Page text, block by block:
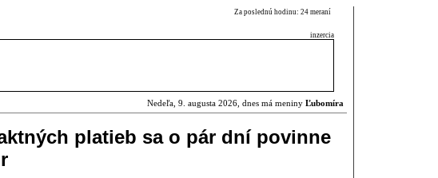
Za poslednú hodinu: 24 meraní
inzercia
Nedeľa, 9. augusta 2026, dnes má meniny Ľubomíra
platieb sa o pár dní povinne